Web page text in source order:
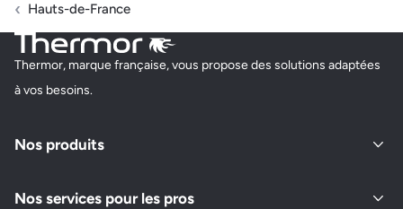
Hauts-de-France
Thermor, marque française, vous propose des solutions adaptées
à vos besoins.
Nos produits
Nos services pour les pros